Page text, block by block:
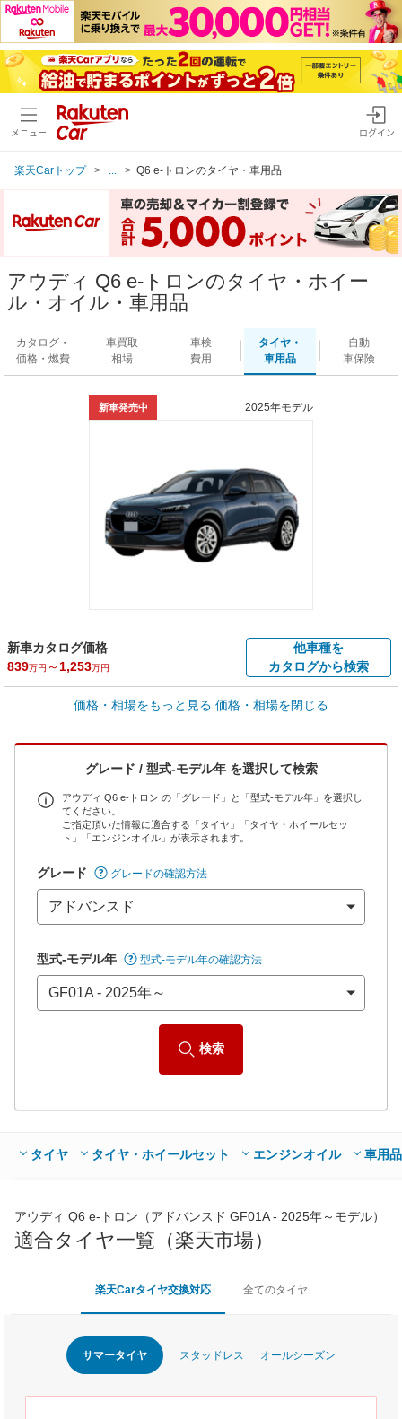
メニュー ログイン
楽天Carトップ Q6 e-トロンのタイヤ・車用品
アウディ Q6 e-トロンのタイヤ・ホイー
ル・オイル・車用品
カタログ・
価格・燃費
車買取
相場
車検
費用
タイヤ・
車用品
自動
車保険
新車発売中 2025年モデル
新車カタログ価格
839万円 ～ 1,253万円
他車種を
カタログから検索
車買取価格 *
クルマを高額売却
全国平均の車検価格 *
*当該価格は車種別の価格となります。
価格・相場をもっと見る 価格・相場を閉じる
グレード / 型式-モデル年 を選択して検索
アウディ Q6 e-トロン の「グレード」と「型式-モデル年」を選択し
てください。
ご指定頂いた情報に適合する「タイヤ」「タイヤ・ホイールセッ
ト」「エンジンオイル」が表示されます。
グレード グレードの確認方法
型式-モデル年 型式-モデル年の確認方法
検索
タイヤ タイヤ・ホイールセット エンジンオイル 車用品
アウディ Q6 e-トロン（アドバンスド GF01A - 2025年～モデル）
適合タイヤ一覧（楽天市場）
楽天Carタイヤ交換対応 全てのタイヤ
サマータイヤ スタッドレス オールシーズン